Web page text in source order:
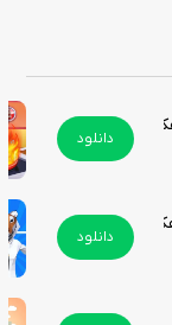
شده بازی را از سیب
دانلود
دانلود